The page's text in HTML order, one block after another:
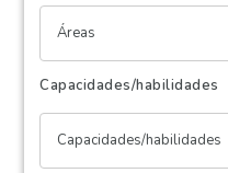
Áreas
Capacidades/habilidades
Capacidades/habilidades